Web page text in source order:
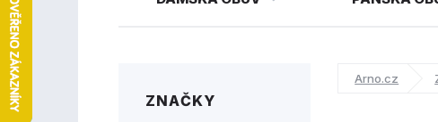
ZNAČKY
Arno.cz